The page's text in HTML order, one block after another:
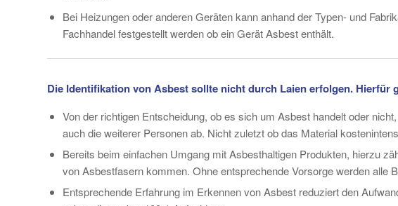
Bei Heizungen oder anderen Geräten kann anhand der Typen- und
Fachhandel festgestellt werden ob ein Gerät Asbest enthält.
Die Identifikation von Asbest sollte nicht durch Laien erfolgen. Hierfür
Von der richtigen Entscheidung, ob es sich um Asbest handelt oder
auch die weiterer Personen ab. Nicht zuletzt ob das Material
Bereits beim einfachen Umgang mit Asbesthaltigen Produkten, hierzu
von Asbestfasern kommen. Ohne entsprechende Vorsorge werden alle
Entsprechende Erfahrung im Erkennen von Asbest reduziert den